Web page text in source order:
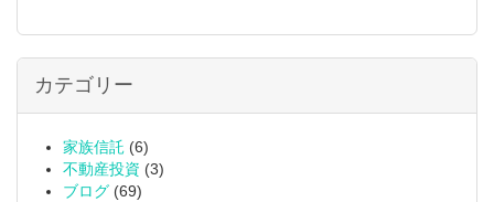
カテゴリー
家族信託 (6)
不動産投資 (3)
ブログ (69)